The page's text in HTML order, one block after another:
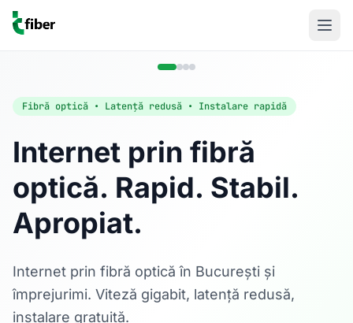
Fibră optică • Latență redusă • Instalare rapidă
Internet prin fibră
optică. Rapid. Stabil.
Apropiat.
Internet prin fibră optică în București și
împrejurimi. Viteză gigabit, latență redusă,
instalare gratuită.
Acasă
Internet Rezidențial
Fibră optică până la 1 Gbps, direct în casa ta.